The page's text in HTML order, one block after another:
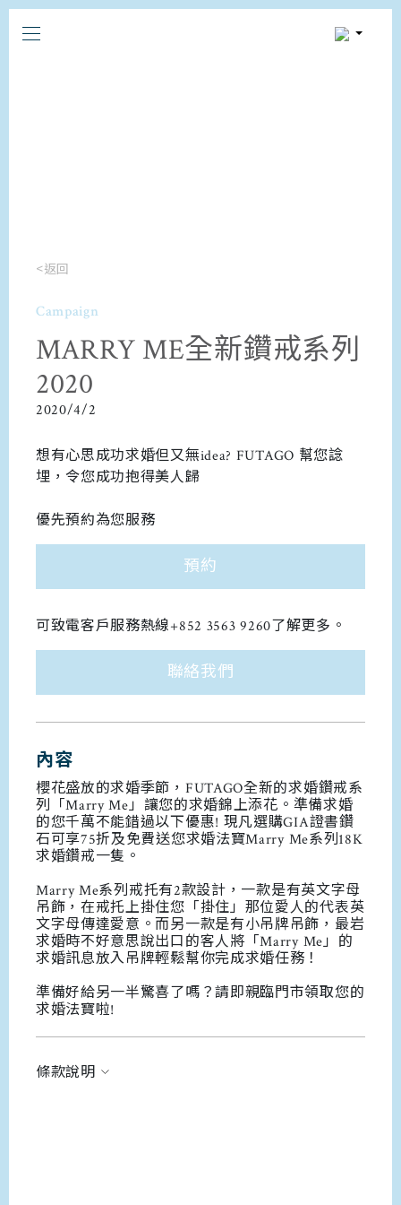
<返回
Campaign
MARRY ME全新鑽戒系列
2020
2020/4/2
想有心思成功求婚但又無idea? FUTAGO 幫您諗
埋，令您成功抱得美人歸
優先預約為您服務
預約
可致電客戶服務熱線+852 3563 9260了解更多。
聯絡我們
內容
櫻花盛放的求婚季節，FUTAGO全新的求婚鑽戒系
列「Marry Me」讓您的求婚錦上添花。準備求婚
的您千萬不能錯過以下優惠! 現凡選購GIA證書鑽
石可享75折及免費送您求婚法寶Marry Me系列18K
求婚鑽戒一隻。
Marry Me系列戒托有2款設計，一款是有英文字母
吊飾，在戒托上掛住您「掛住」那位愛人的代表英
文字母傳達愛意。而另一款是有小吊牌吊飾，最岩
求婚時不好意思說出口的客人將「Marry Me」的
求婚訊息放入吊牌輕鬆幫你完成求婚任務！
準備好給另一半驚喜了嗎？請即親臨門市領取您的
求婚法寶啦!
條款說明